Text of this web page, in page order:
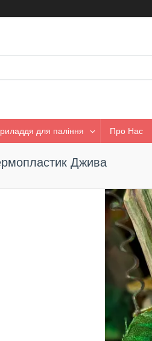
для паління Про Нас
Джива